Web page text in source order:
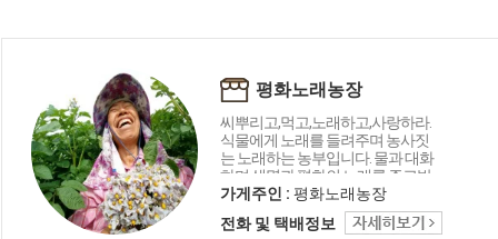
평화노래농장
씨뿌리고,먹고,노래하고,사랑하라.
식물에게 노래를 들려주며 농사짓
는 노래하는 농부입니다. 물과 대화
하며 생명과 평화의 노래를 주고받
는 농장, 아주 특별한 평화노래농장
입니다. 플라보노이드성분을 높이
는 농법, 친환경 농법을 연구하며 농
가게주인 : 평화노래농장
전화 및 택배정보